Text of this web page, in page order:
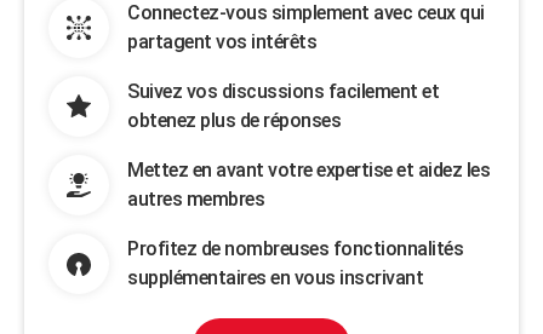
Connectez-vous simplement avec ceux qui
partagent vos intérêts
Suivez vos discussions facilement et
obtenez plus de réponses
Mettez en avant votre expertise et aidez les
autres membres
Profitez de nombreuses fonctionnalités
supplémentaires en vous inscrivant